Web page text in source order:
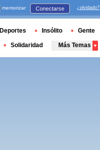
memorizar Conectarse ¿olvidado?
Deportes Insólito Gente
Solidaridad Más Temas